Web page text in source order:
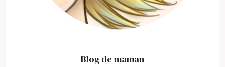
Blog de maman